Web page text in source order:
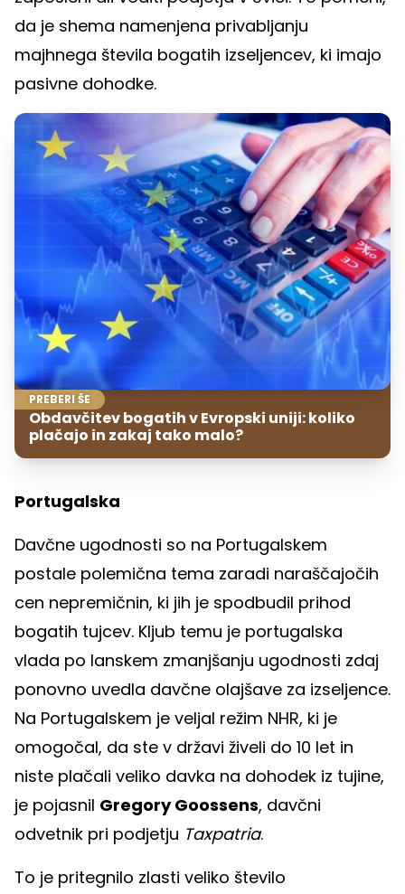
da je shema namenjena privabljanju
majhnega števila bogatih izseljencev, ki imajo
pasivne dohodke.
PREBERI ŠE
Obdavčitev bogatih v Evropski uniji: koliko
plačajo in zakaj tako malo?
Portugalska
Davčne ugodnosti so na Portugalskem
postale polemična tema zaradi naraščajočih
cen nepremičnin, ki jih je spodbudil prihod
bogatih tujcev. Kljub temu je portugalska
vlada po lanskem zmanjšanju ugodnosti zdaj
ponovno uvedla davčne olajšave za izseljence.
Na Portugalskem je veljal režim NHR, ki je
omogočal, da ste v državi živeli do 10 let in
niste plačali veliko davka na dohodek iz tujine,
je pojasnil Gregory Goossens, davčni
odvetnik pri podjetju Taxpatria.
To je pritegnilo zlasti veliko število